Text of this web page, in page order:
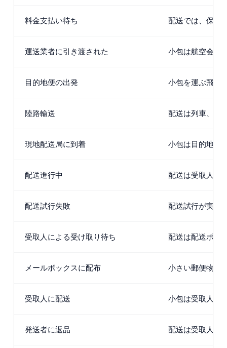
料金支払い待ち 配送では、保管
運送業者に引き渡された 小包は航空会社
目的地便の出発 小包を運ぶ飛行
陸路輸送 配送は列車、ト
現地配送局に到着 小包は目的地ア
配送進行中 配送は受取人へ
配送試行失敗 配送試行が実施
受取人による受け取り待ち 配送は配送ポイ
メールボックスに配布 小さい郵便物ま
受取人に配送 小包は受取人ま
発送者に返品 配送は受取人に